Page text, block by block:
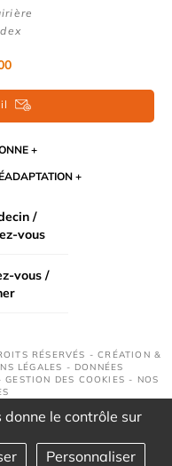
/
vous
vous /
RÉSERVÉS - CRÉATION &
LÉGALES - DONNÉES
GESTION DES COOKIES - NOS
donne le contrôle sur
Personnaliser